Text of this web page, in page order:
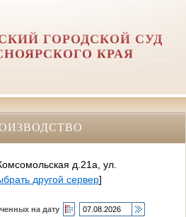
ГОРОДСКОЙ СУД
КРАЯ
д.21а, ул.
другой сервер]
на дату